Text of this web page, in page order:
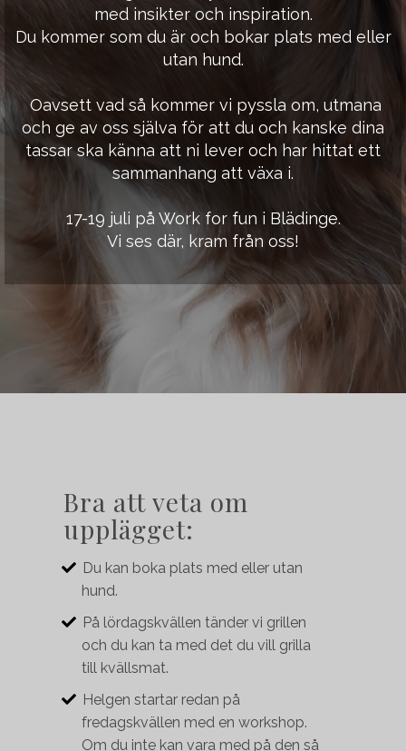
med insikter och inspiration.
Du kommer som du är och bokar plats med eller
utan hund.
Oavsett vad så kommer vi pyssla om, utmana
och ge av oss själva för att du och kanske dina
tassar ska känna att ni lever och har hittat ett
sammanhang att växa i.
17-19 juli på Work for fun i Blädinge.
Vi ses där, kram från oss!
Bra att veta om
upplägget:
Du kan boka plats med eller utan
hund.
På lördagskvällen tänder vi grillen
och du kan ta med det du vill grilla
till kvällsmat.
Helgen startar redan på
fredagskvällen med en workshop.
Om du inte kan vara med på den så